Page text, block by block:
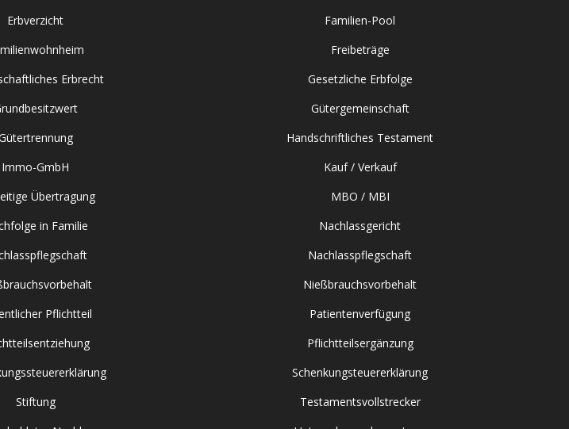
Erbverzicht
Familien-Pool
Freibeträge
Erbrecht
Gesetzliche Erbfolge
Gütergemeinschaft
Handschriftliches Testament
Immo-GmbH
Kauf / Verkauf
Übertragung
MBO / MBI
in Familie
Nachlassgericht
Nachlasspflegschaft
Nießbrauchsvorbehalt
Pflichtteil
Patientenverfügung
Pflichtteilsergänzung
Schenkungsteuererklärung
Stiftung
Testamentsvollstrecker